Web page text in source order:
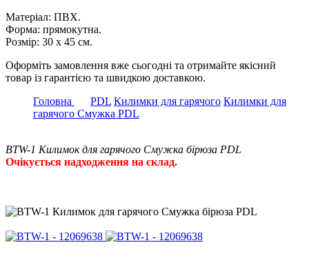
Матеріал: ПВХ.
Форма: прямокутна.
Розмір: 30 х 45 см.
Оформіть замовлення вже сьогодні та отримайте якісний
товар із гарантією та швидкою доставкою.
Головна
PDL Килимки для гарячого Килимки для
гарячого Смужка PDL
BTW-1 Килимок для гарячого Смужка бірюза PDL
Очікується надходження на склад.